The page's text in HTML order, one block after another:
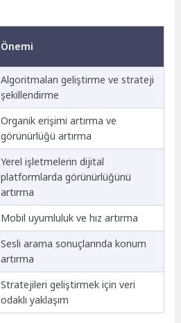
Önemi
Algoritmaları geliştirme ve strateji
şekillendirme
Organik erişimi artırma ve
görünürlüğü artırma
Yerel işletmelerin dijital
platformlarda görünürlüğünü
artırma
Mobil uyumluluk ve hız artırma
Sesli arama sonuçlarında konum
artırma
Stratejileri geliştirmek için veri
odaklı yaklaşım